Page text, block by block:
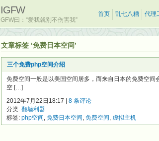
IGFW
GFW曰：“爱我就别不伤害我”
首页 乱七八糟 代理
文章标签 ‘免费日本空间’
三个免费php空间介绍
免费空间一般是以美国空间居多，而来自日本的免费空
空 […]
2012年7月22日18:17 | 8 条评论
分类: 翻墙利器
标签: php空间, 免费日本空间, 免费空间, 虚拟主机